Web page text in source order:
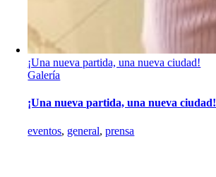
¡Una nueva partida, una nueva ciudad!
Galería
¡Una nueva partida, una nueva ciudad!
eventos, general,prensa